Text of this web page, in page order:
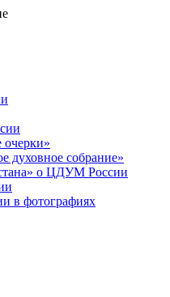
очерки»
духовное собрание»
о ЦДУМ России
в фотографиях